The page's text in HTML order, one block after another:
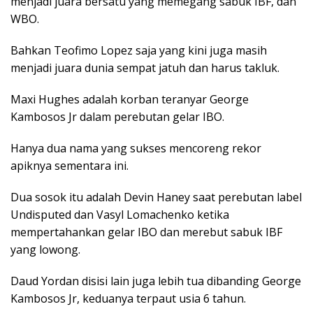
WBO.
Bahkan Teofimo Lopez saja yang kini juga masih
menjadi juara dunia sempat jatuh dan harus takluk.
Maxi Hughes adalah korban teranyar George
Kambosos Jr dalam perebutan gelar IBO.
Hanya dua nama yang sukses mencoreng rekor
apiknya sementara ini.
Dua sosok itu adalah Devin Haney saat perebutan label
Undisputed dan Vasyl Lomachenko ketika
mempertahankan gelar IBO dan merebut sabuk IBF
yang lowong.
Daud Yordan disisi lain juga lebih tua dibanding George
Kambosos Jr, keduanya terpaut usia 6 tahun.